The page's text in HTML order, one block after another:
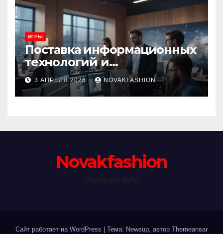
ИГРЫ
Поставка информационных
технологий и
инновационные решения
3 АПРЕЛЯ 2026 NOVAKFASHION
Novakfashion
Сайт работает на WordPress Тема: Newsup, автор Themeansar